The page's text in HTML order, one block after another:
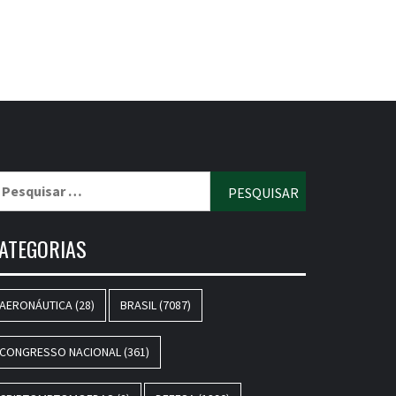
AERONÁUTICA(28) BRASIL(7087)
CONGRESSO NACIONAL(361)